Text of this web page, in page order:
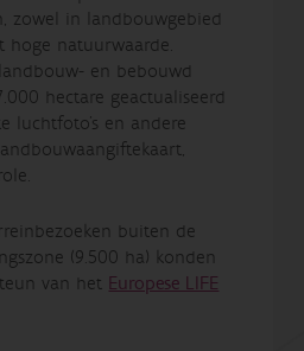
zowel in landbouwgebied
hoge natuurwaarde.
en bebouwd
hectare geactualiseerd
luchtfoto’s en andere
buiten de
(9.500 ha) konden
van het Europese LIFE